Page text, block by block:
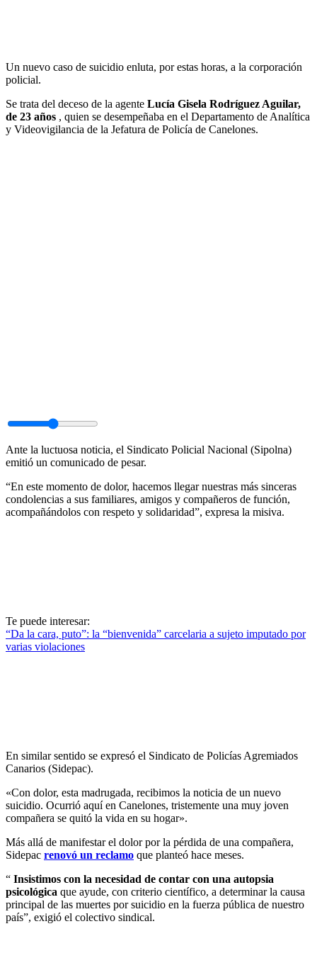
Un nuevo caso de suicidio enluta, por estas horas, a la corporación
policial.
Se trata del deceso de la agente Lucía Gisela Rodríguez Aguilar,
de 23 años , quien se desempeñaba en el Departamento de Analítica
y Videovigilancia de la Jefatura de Policía de Canelones.
Ante la luctuosa noticia, el Sindicato Policial Nacional (Sipolna)
emitió un comunicado de pesar.
“En este momento de dolor, hacemos llegar nuestras más sinceras
condolencias a sus familiares, amigos y compañeros de función,
acompañándolos con respeto y solidaridad”, expresa la misiva.
Te puede interesar:
“Da la cara, puto”: la “bienvenida” carcelaria a sujeto imputado por
varias violaciones
En similar sentido se expresó el Sindicato de Policías Agremiados
Canarios (Sidepac).
«Con dolor, esta madrugada, recibimos la noticia de un nuevo
suicidio. Ocurrió aquí en Canelones, tristemente una muy joven
compañera se quitó la vida en su hogar».
Más allá de manifestar el dolor por la pérdida de una compañera,
Sidepac renovó un reclamo que planteó hace meses.
“ Insistimos con la necesidad de contar con una autopsia
psicológica que ayude, con criterio científico, a determinar la causa
principal de las muertes por suicidio en la fuerza pública de nuestro
país”, exigió el colectivo sindical.